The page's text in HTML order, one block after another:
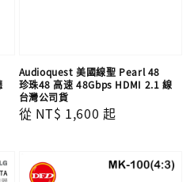
Audioquest 美國線聖 Pearl 48
珍珠48 高速 48Gbps HDMI 2.1 線
台灣公司貨
Regular
從 NT$ 1,600 起